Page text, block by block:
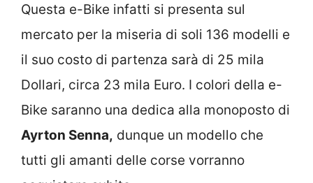
Questa e-Bike infatti si presenta sul
mercato per la miseria di soli 136 modelli e
il suo costo di partenza sarà di 25 mila
Dollari, circa 23 mila Euro. I colori della e-
Bike saranno una dedica alla monoposto di
Ayrton Senna, dunque un modello che
tutti gli amanti delle corse vorranno